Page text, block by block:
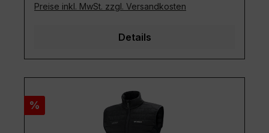
Preise inkl. MwSt. zzgl. Versandkosten
Details
Rabatt
%